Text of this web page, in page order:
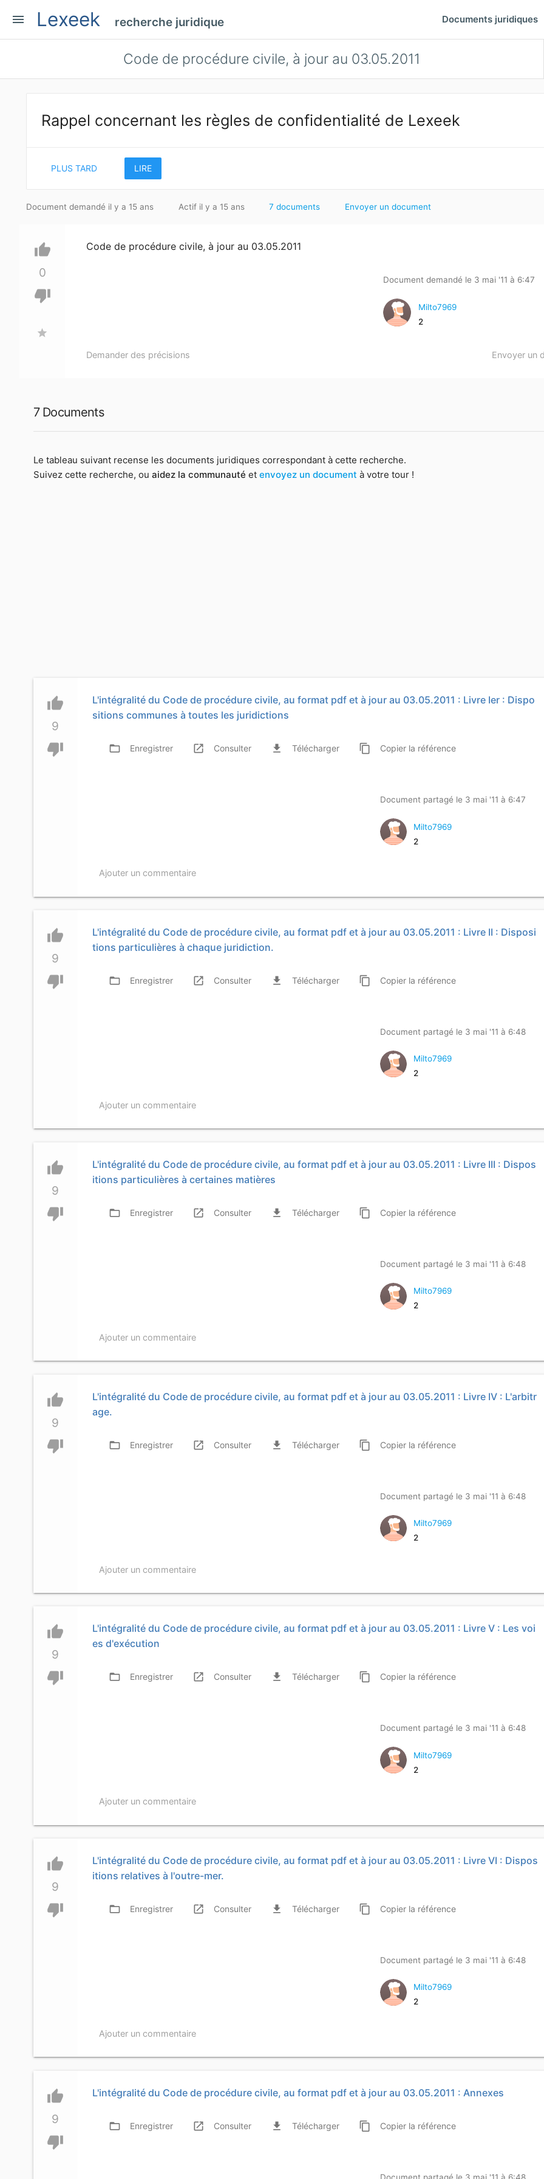
menu Lexeek recherche juridique Documents juridiques
Code de procédure civile, à jour au 03.05.2011
Rappel concernant les règles de confidentialité de Lexeek
PLUS TARD LIRE
Document demandé il y a 15 ans Actif il y a 15 ans 7 documents Envoyer un document
thumb_up
0
thumb_down
star
Code de procédure civile, à jour au 03.05.2011
Document demandé le 3 mai '11 à 6:47
Milto7969
2
Demander des précisions Envoyer un
7 Documents
Le tableau suivant recense les documents juridiques correspondant à cette recherche.
Suivez cette recherche, ou aidez la communauté et envoyez un document à votre tour !
thumb_up
9
thumb_down
L'intégralité du Code de procédure civile, au format pdf et à jour au 03.05.2011 : Livre Ier : Dispo
sitions communes à toutes les juridictions
folder_open Enregistrer launch Consulter file_download Télécharger content_copy Copierla référence
Document partagé le 3 mai '11 à 6:47
Milto7969
2
Ajouter un commentaire
thumb_up
9
thumb_down
L'intégralité du Code de procédure civile, au format pdf et à jour au 03.05.2011 : Livre II : Disposi
tions particulières à chaque juridiction.
folder_open Enregistrer launch Consulter file_download Télécharger content_copy Copierla référence
Document partagé le 3 mai '11 à 6:48
Milto7969
2
Ajouter un commentaire
thumb_up
9
thumb_down
L'intégralité du Code de procédure civile, au format pdf et à jour au 03.05.2011 : Livre III : Dispos
itions particulières à certaines matières
folder_open Enregistrer launch Consulter file_download Télécharger content_copy Copierla référence
Document partagé le 3 mai '11 à 6:48
Milto7969
2
Ajouter un commentaire
thumb_up
9
thumb_down
L'intégralité du Code de procédure civile, au format pdf et à jour au 03.05.2011 : Livre IV : L'arbitr
age.
folder_open Enregistrer launch Consulter file_download Télécharger content_copy Copierla référence
Document partagé le 3 mai '11 à 6:48
Milto7969
2
Ajouter un commentaire
thumb_up
9
thumb_down
L'intégralité du Code de procédure civile, au format pdf et à jour au 03.05.2011 : Livre V : Les voi
es d'exécution
folder_open Enregistrer launch Consulter file_download Télécharger content_copy Copierla référence
Document partagé le 3 mai '11 à 6:48
Milto7969
2
Ajouter un commentaire
thumb_up
9
thumb_down
L'intégralité du Code de procédure civile, au format pdf et à jour au 03.05.2011 : Livre VI : Dispos
itions relatives à l'outre-mer.
folder_open Enregistrer launch Consulter file_download Télécharger content_copy Copierla référence
Document partagé le 3 mai '11 à 6:48
Milto7969
2
Ajouter un commentaire
thumb_up
9
thumb_down
L'intégralité du Code de procédure civile, au format pdf et à jour au 03.05.2011 : Annexes
folder_open Enregistrer launch Consulter file_download Télécharger content_copy Copierla référence
Document partagé le 3 mai '11 à 6:48